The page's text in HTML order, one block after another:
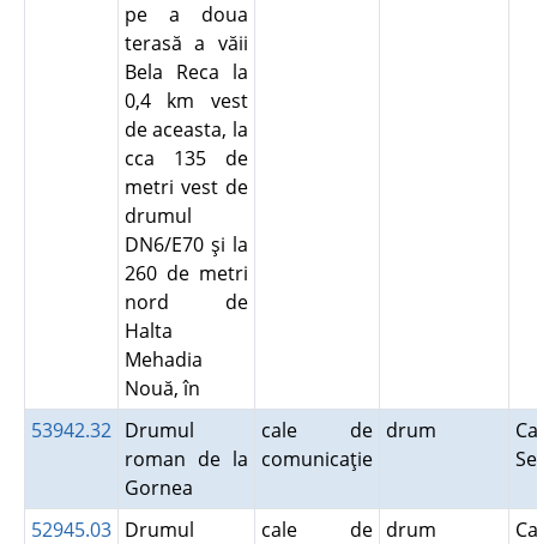
pe a doua
terasă a văii
Bela Reca la
0,4 km vest
de aceasta, la
cca 135 de
metri vest de
drumul
DN6/E70 şi la
260 de metri
nord de
Halta
Mehadia
Nouă, în
53942.32 Drumul
roman de la
Gornea
cale de
comunicaţie
drum
52945.03 Drumul
cale de drum